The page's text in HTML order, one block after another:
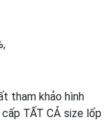
tham khảo hình
TẤT CẢ size lốp